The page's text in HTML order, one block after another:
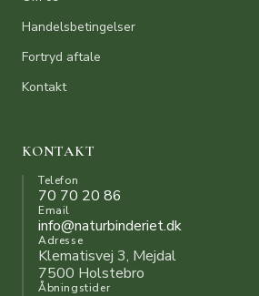
Handelsbetingelser
Fortryd aftale
Kontakt
KONTAKT
Telefon
70 70 20 86
Email
info@naturbinderiet.dk
Adresse
Klematisvej 3, Mejdal
7500 Holstebro
Åbningstider